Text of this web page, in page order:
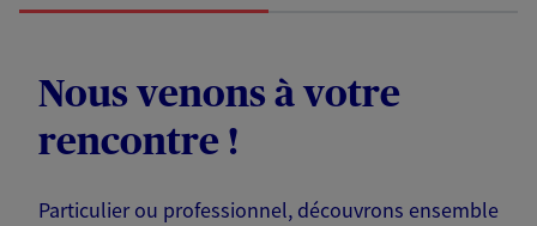
Nous venons à votre
rencontre !
Particulier ou professionnel, découvrons ensemble